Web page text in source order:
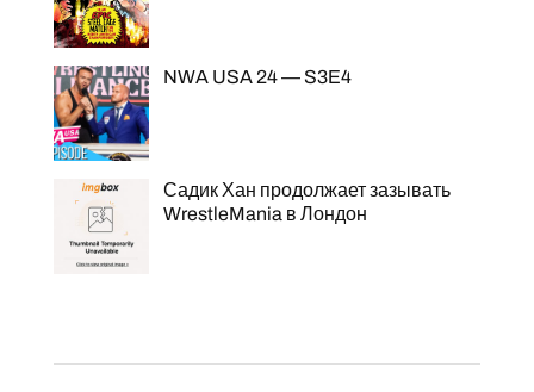
NWA USA 24 — S3E4
Садик Хан продолжает зазывать
WrestleMania в Лондон